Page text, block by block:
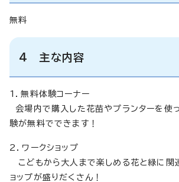
無料
4 主な内容
1．無料体験コーナー
会場内で購入した花苗やプランターを使
験が無料でできます！
2．ワークショップ
こどもから大人まで楽しめる花と緑に関
ョップが盛りだくさん！